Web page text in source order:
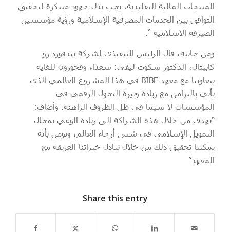
المنتجات المالية التقليدية، يجب بذل جهود مبتكرة لتحقيق
التوافق بين الخدمات المصرفية الإسلامية ورؤية مؤسسين
الصيرفة الاسلامية “.
ومن جانبه، قال الرئيس التنفيذي لشركة بيدفورد رو
كابيتال، الدكتور سكوت ليفي: سعداء وفخورون للغاية
بتعاوننا مع معهد BIBF في هذا المشروع العالمي الذي
يأتي بالتزامن مع زيادة وتيرة التحول الرقمي في
المؤسسات لا سيما في ظل الظروف الراهنة. وأضاف:
“نهدف من خلال هذه الشراكة إلى زيادة الوعي بمجال
التمويل الإسلامي في شتى أرجاء العالم، ونؤمن بأنه
يمكننا تحقيق ذلك من خلال تبادل خبراتنا العريقة مع
المعهد”
Share this entry